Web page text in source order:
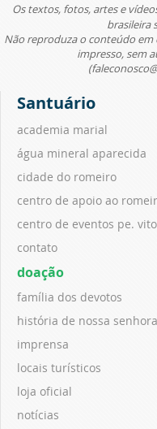
Os textos, fotos, artes e
brasileira
Não reproduza o conteúdo
impresso, sem
Santuário
academia marial
água mineral aparecida
cidade do romeiro
centro de apoio ao
centro de eventos pe.
contato
doação
família dos devotos
história de nossa senhora
imprensa
locais turísticos
loja oficial
notícias